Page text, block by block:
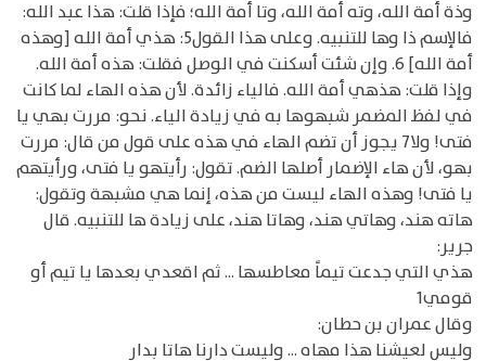
وذة أمة الله، وته أمة الله، وتا أمة الله؛ فإذا قلت: هذا عبد الله:
فالإسم ذا وها للتنبيه. وعلى هذا القول5: هذي أمة الله [وهذه
أمة الله] 6. وإن شئت أسكنت في الوصل فقلت: هذه أمة الله.
وإذا قلت: هذهي أمة الله. فالياء زائدة. لأن هذه الهاء لما كانت
في لفظ المضمر شبهوها به في زيادة الياء. نحو: مررت بهي يا
فتى! ولا7 يجوز أن تضم الهاء في هذه على قول من قال: مررت
بهو، لأن هاء الإضمار أصلها الضم. تقول: رأيتهو يا فتى، ورأيتهم
يا فتى! وهذه الهاء ليست من هذه، إنما هي مشبهة وتقول:
هاته هند، وهاتي هند، وهاتا هند، على زيادة ها للتنبيه. قال
جرير:
هذي التي جدعت تيماً معاطسها ... ثم اقعدي بعدها يا تيم أو
قومي1
وقال عمران بن حطان:
وليس لعيشنا هذا مهاه ... وليست دارنا هاتا بدار